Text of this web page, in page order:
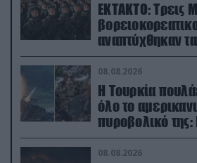
ΕΚΤΑΚΤΟ: Τρεις
αναπτύχθηκαν
Ρωσία
08.08.2026
Η Τουρκία
όλο το
πυροβολικό της:
ΑΤΑCMS
08.08.2026